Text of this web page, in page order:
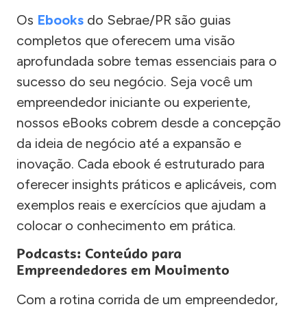
Os Ebooks do Sebrae/PR são guias
completos que oferecem uma visão
aprofundada sobre temas essenciais para o
sucesso do seu negócio. Seja você um
empreendedor iniciante ou experiente,
nossos eBooks cobrem desde a concepção
da ideia de negócio até a expansão e
inovação. Cada ebook é estruturado para
oferecer insights práticos e aplicáveis, com
exemplos reais e exercícios que ajudam a
colocar o conhecimento em prática.
Podcasts: Conteúdo para
Empreendedores em Movimento
Com a rotina corrida de um empreendedor,